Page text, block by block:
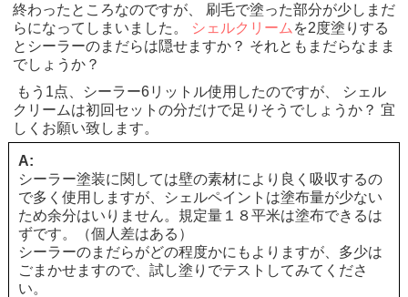
終わったところなのですが、 刷毛で塗った部分が少しまだ
らになってしまいました。
シェルクリーム を2度塗りする
とシーラーのまだらは隠せますか？ それともまだらなまま
でしょうか？
もう1点、シーラー6リットル使用したのですが、 シェル
クリームは初回セットの分だけで足りそうでしょうか？ 宜
しくお願い致します。
A:
シーラー塗装に関しては壁の素材により良く吸収するの
で多く使用しますが、シェルペイントは塗布量が少ない
ため余分はいりません。規定量１８平米は塗布できるは
ずです。（個人差はある）
シーラーのまだらがどの程度かにもよりますが、多少は
ごまかせますので、試し塗りでテストしてみてくださ
い。